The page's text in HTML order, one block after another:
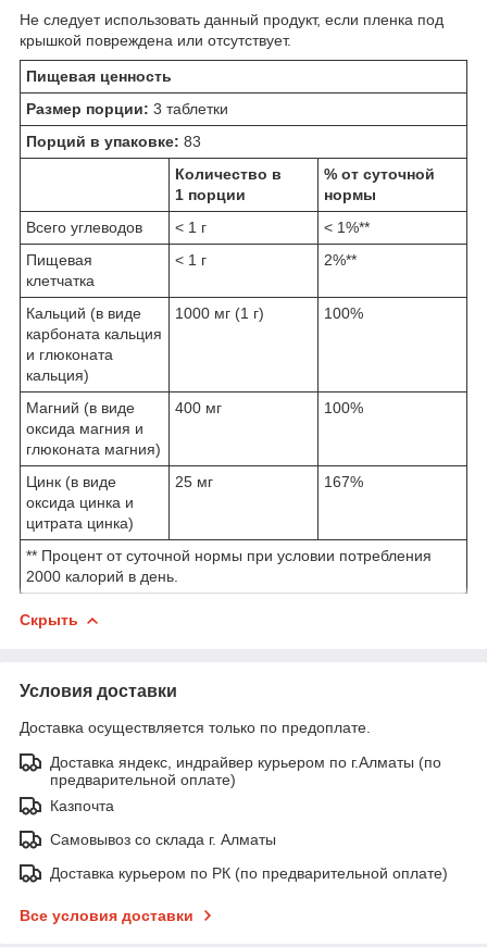
Не следует использовать данный продукт, если пленка под
крышкой повреждена или отсутствует.
Пищевая ценность
Размер порции: 3 таблетки
Порций в упаковке: 83
Количество в
1 порции
% от суточной
нормы
Всего углеводов
< 1 г
< 1%**
Пищевая
клетчатка
< 1 г 2%**
Кальций (в виде
карбоната кальция
и глюконата
кальция)
1000 мг (1 г) 100%
Магний (в виде
оксида магния и
глюконата магния)
400 мг 100%
Цинк (в виде
оксида цинка и
цитрата цинка)
25 мг 167%
** Процент от суточной нормы при условии потребления
2000 калорий в день.
Скрыть
Условия доставки
Доставка осуществляется только по предоплате.
Доставка яндекс, индрайвер курьером по г.Алматы (по
предварительной оплате)
Казпочта
Самовывоз со склада г. Алматы
Доставка курьером по РК (по предварительной оплате)
Все условия доставки